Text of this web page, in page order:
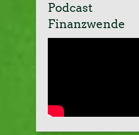
Podcast
Finanzwende